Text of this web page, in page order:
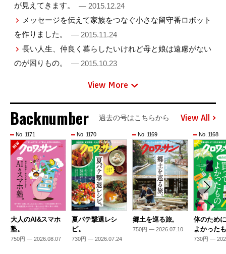
が見えてきます。
— 2015.12.24
メッセージを伝えて家族をつなぐ小さな留守番ロボット
を作りました。
— 2015.11.24
長い人生、仲良く暮らしたいけれど母と娘は遠慮がない
のが困りもの。
— 2015.10.23
View More
Backnumber 過去の号はこちらから View All
No. 1171
大人のAI&スマホ
塾。
750円 — 2026.08.07
No. 1170
夏バテ撃退レシ
ピ。
730円 — 2026.07.24
No. 1169
郷土を巡る旅。
750円 — 2026.07.10
No. 1168
体のため
よかった
730円 —